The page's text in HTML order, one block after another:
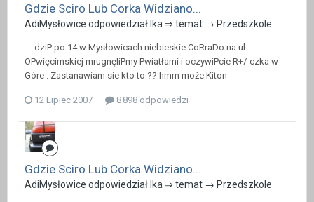
Gdzie Sciro Lub Corka Widziano...
AdiMysłowice odpowiedział Ika ⇒ temat → Przedszkole
-= dziP po 14 w Mysłowicach niebieskie CoRraDo na ul.
OPwięcimskiej mrugnęliPmy Pwiatłami i oczywiPcie R+/-czka w
Góre . Zastanawiam sie kto to ?? hmm może Kiton =-
12 Lipiec 2007 8 898 odpowiedzi
Gdzie Sciro Lub Corka Widziano...
AdiMysłowice odpowiedział Ika ⇒ temat → Przedszkole